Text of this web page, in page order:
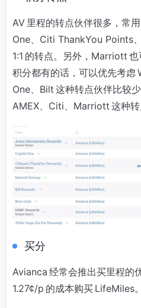
AV 里程的转点伙伴很多，常
One、Citi ThankYou Points
1:1 的转点。另外，Marriott
积分都有的话，可以优先考
One、Bilt 这种转点伙伴比较
AMEX、Citi、Marriott 这种转
买分
Avianca 经常会推出买里程的
1.27¢/p 的成本购买 LifeMiles。